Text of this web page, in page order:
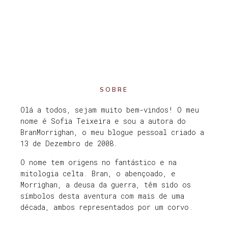
SOBRE
Olá a todos, sejam muito bem-vindos! O meu
nome é Sofia Teixeira e sou a autora do
BranMorrighan, o meu blogue pessoal criado a
13 de Dezembro de 2008.
O nome tem origens no fantástico e na
mitologia celta. Bran, o abençoado, e
Morrighan, a deusa da guerra, têm sido os
símbolos desta aventura com mais de uma
década, ambos representados por um corvo.